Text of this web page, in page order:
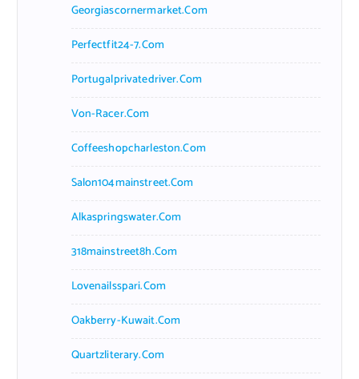
Georgiascornermarket.com
Perfectfit24-7.com
Portugalprivatedriver.com
Von-Racer.com
Coffeeshopcharleston.com
Salon104mainstreet.com
Alkaspringswater.com
318mainstreet8h.com
Lovenailsspari.com
Oakberry-Kuwait.com
Quartzliterary.com